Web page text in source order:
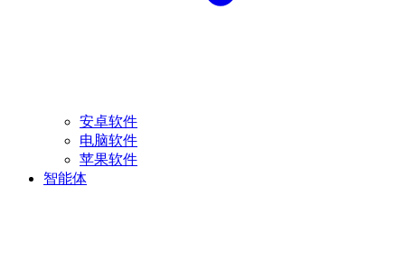
安卓软件
电脑软件
苹果软件
智能体